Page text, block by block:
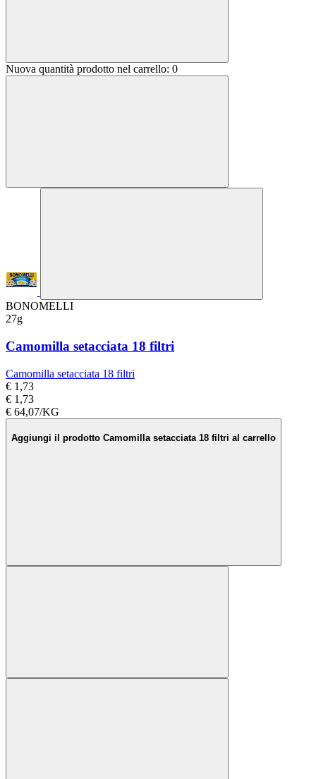
Nuova quantità prodotto nel carrello: 0
BONOMELLI
27g
Camomilla setacciata 18 filtri
Camomilla setacciata 18 filtri
€ 1,73
€ 1,73
€ 64,07/KG
Aggiungi il prodotto Camomilla setacciata 18 filtri al carrello